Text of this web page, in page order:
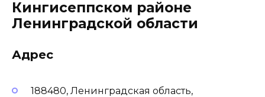
Кингисеппском районе
Ленинградской области
Адрес
188480, Ленинградская область,